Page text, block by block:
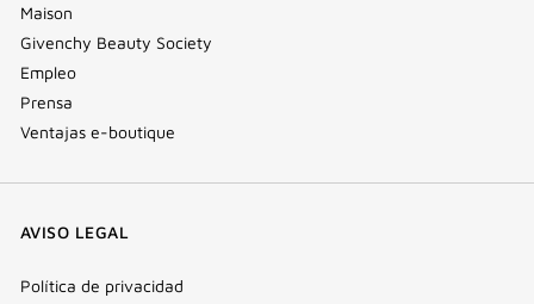
Maison
Givenchy Beauty Society
Empleo
Prensa
Ventajas e-boutique
AVISO LEGAL
Política de privacidad